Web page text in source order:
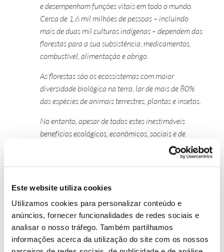
Este website utiliza cookies
Utilizamos cookies para personalizar conteúdo e
anúncios, fornecer funcionalidades de redes sociais e
analisar o nosso tráfego. Também partilhamos
informações acerca da utilização do site com os nossos
e desempenham funções vitais em todo o mundo.
Cerca de 1,6 mil milhões de pessoas – incluindo
mais de duas mil culturas indígenas – dependem das
florestas para a sua subsistência, medicamentos,
combustível, alimentação e abrigo.
As florestas são os ecossistemas com maior
diversidade biológica na terra, lar de mais de 80%
das espécies de animais terrestres, plantas e insetos.
No entanto, apesar de todos estes inestimáveis
benefícios ecológicos, económicos, sociais e de
saúde, a desflorestação global continua a um ritmo
alarmante – 13 milhões de hectares de floresta são
responsável por 12 a 20% das emissões globais de
alterações climáticas.
O Dia Internacional das Florestas realiza-se
anualmente a 21 de março para reforçar a